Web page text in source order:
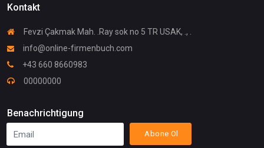
Kontakt
Fevzi Çakmak Mah. .Ray sok no 5 TR USAK, ., .
info@online-firmenbuch.com
+43 660 8660983
00000000
Benachrichtigung
Abone Ol